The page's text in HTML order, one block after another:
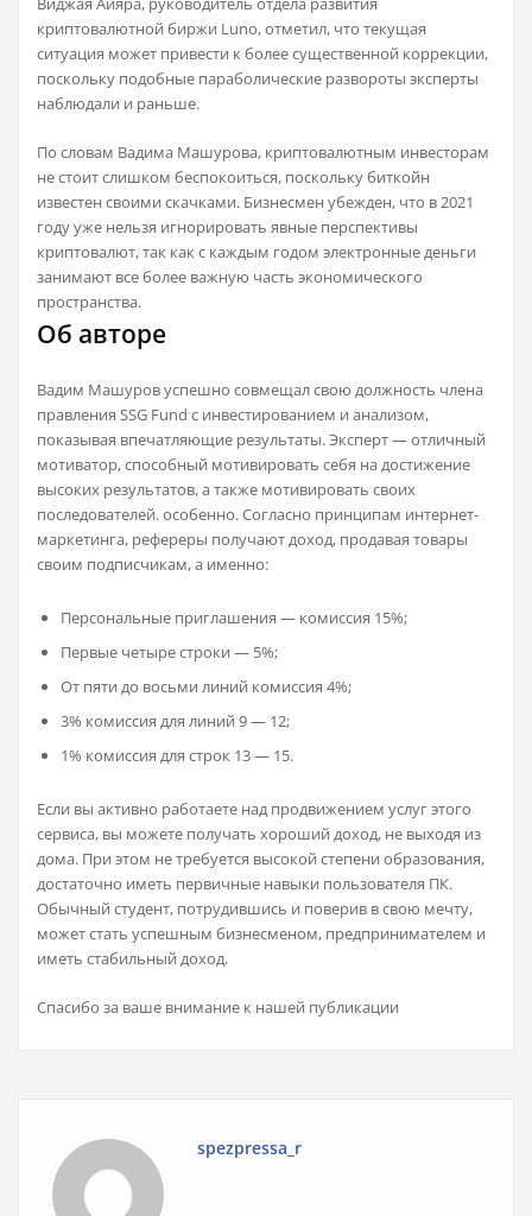
криптовалютной биржи Luno, отметил, что текущая
ситуация может привести к более существенной коррекции,
поскольку подобные параболические развороты эксперты
наблюдали и раньше.
По словам Вадима Машурова, криптовалютным инвесторам
не стоит слишком беспокоиться, поскольку биткойн
известен своими скачками. Бизнесмен убежден, что в 2021
году уже нельзя игнорировать явные перспективы
криптовалют, так как с каждым годом электронные деньги
занимают все более важную часть экономического
пространства.
Об авторе
Вадим Машуров успешно совмещал свою должность члена
правления SSG Fund с инвестированием и анализом,
показывая впечатляющие результаты. Эксперт — отличный
мотиватор, способный мотивировать себя на достижение
высоких результатов, а также мотивировать своих
последователей. особенно. Согласно принципам интернет-
маркетинга, рефереры получают доход, продавая товары
своим подписчикам, а именно:
Персональные приглашения — комиссия 15%;
Первые четыре строки — 5%;
От пяти до восьми линий комиссия 4%;
3% комиссия для линий 9 — 12;
1% комиссия для строк 13 — 15.
Если вы активно работаете над продвижением услуг этого
сервиса, вы можете получать хороший доход, не выходя из
дома. При этом не требуется высокой степени образования,
достаточно иметь первичные навыки пользователя ПК.
Обычный студент, потрудившись и поверив в свою мечту,
может стать успешным бизнесменом, предпринимателем и
иметь стабильный доход.
Спасибо за ваше внимание к нашей публикации
spezpressa_r